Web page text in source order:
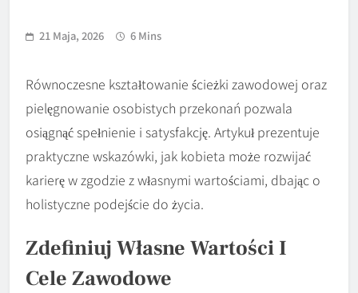
21 Maja, 2026 6 Mins
Równoczesne kształtowanie ścieżki zawodowej oraz
pielęgnowanie osobistych przekonań pozwala
osiągnąć spełnienie i satysfakcję. Artykuł prezentuje
praktyczne wskazówki, jak kobieta może rozwijać
karierę w zgodzie z własnymi wartościami, dbając o
holistyczne podejście do życia.
Zdefiniuj Własne Wartości I
Cele Zawodowe